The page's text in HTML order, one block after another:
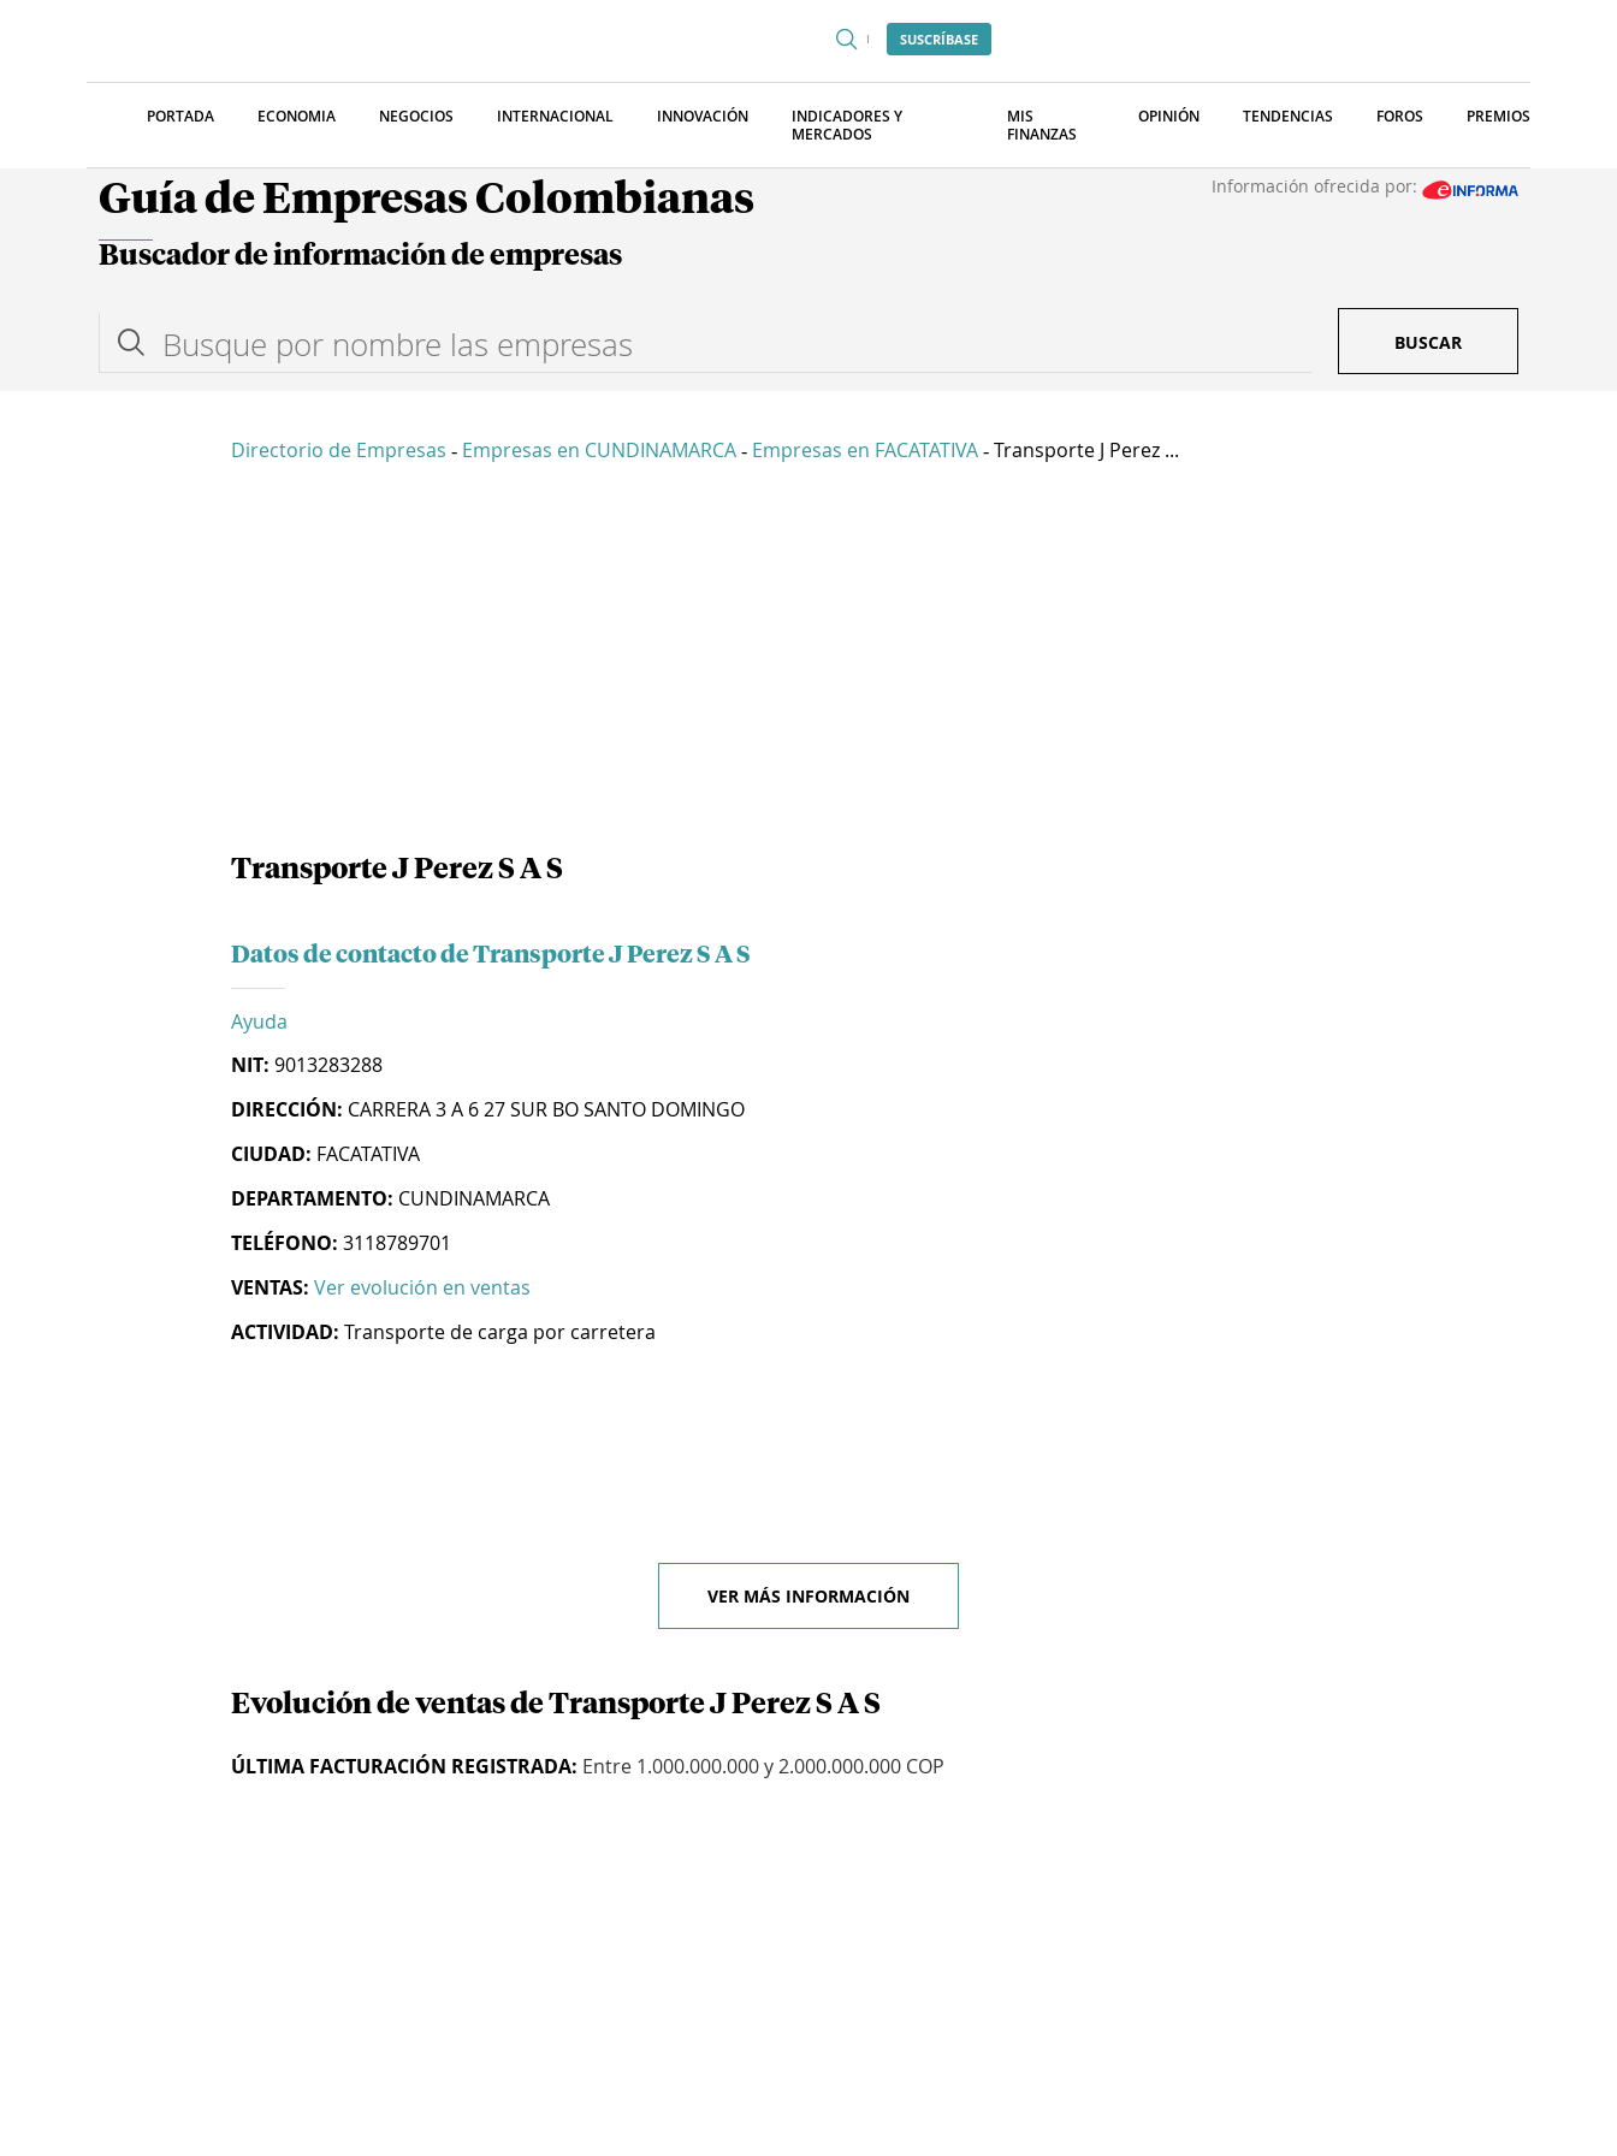
SUSCRÍBASE
PORTADA ECONOMIA NEGOCIOS INTERNACIONAL INNOVACIÓN
INDICADORES Y
MERCADOS
MIS
FINANZAS
OPINIÓN TENDENCIAS FOROS PREMIOS
Guía de Empresas Colombianas Información ofrecida por:
Buscador de información de empresas
BUSCAR
Directorio de Empresas - Empresas en CUNDINAMARCA - Empresas en FACATATIVA - Transporte J Perez ...
Transporte J Perez S A S
Datos de contacto de Transporte J Perez S A S
Ayuda
NIT: 9013283288
DIRECCIÓN: CARRERA 3 A 6 27 SUR BO SANTO DOMINGO
CIUDAD: FACATATIVA
DEPARTAMENTO: CUNDINAMARCA
TELÉFONO: 3118789701
VENTAS: Ver evolución en ventas
ACTIVIDAD: Transporte de carga por carretera
VER MÁS INFORMACIÓN
Evolución de ventas de Transporte J Perez S A S
ÚLTIMA FACTURACIÓN REGISTRADA: Entre 1.000.000.000 y 2.000.000.000 COP